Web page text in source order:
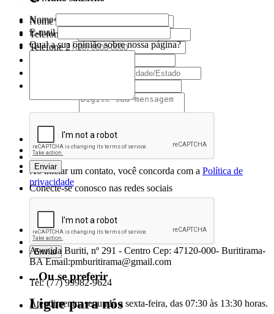
Nome*
Telefone 1*
Telefone 2
Mensagem*
*Campos obrigatórios
Ao iniciar um contato, você concorda com a Política de
privacidade
...Ou se preferir
Ligue para nós
Nome
E-mail
Qual a sua opinião sobre nossa página?
Conecte-se conosco nas redes sociais
Prefeitura Municipal de Buritirama
Avenida Buriti, nº 291 - Centro Cep: 47120-000- Buritirama-
BA Email:pmburitirama@gmail.com
Tel: (77) 99982-9624
Atendimento: segunda a sexta-feira, das 07:30 às 13:30 horas.